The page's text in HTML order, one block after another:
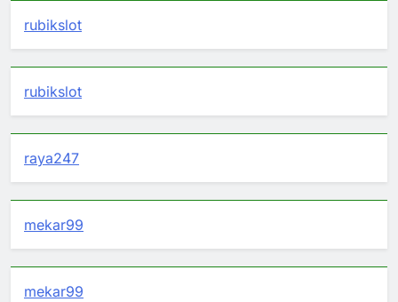
rubikslot
rubikslot
raya247
mekar99
mekar99